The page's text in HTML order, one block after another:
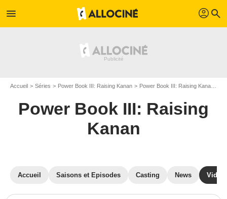
menu profil search
Accueil Séries Power Book III: Raising Kanan Power Book III: Raising Kanan S05
Power Book III: Raising
Kanan
Accueil Saisons et Episodes Casting News